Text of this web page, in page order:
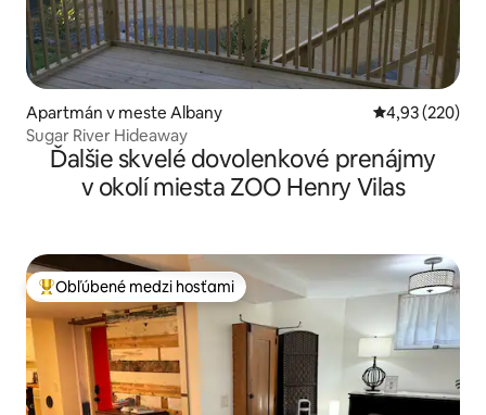
Apartmán v meste Albany Priemerné
4,93 (220)
Sugar River Hideaway
Ďalšie skvelé dovolenkové prenájmy
v okolí miesta ZOO Henry Vilas
Najobľúbenejšie medzi hosťami
Obľúbené medzi hosťami